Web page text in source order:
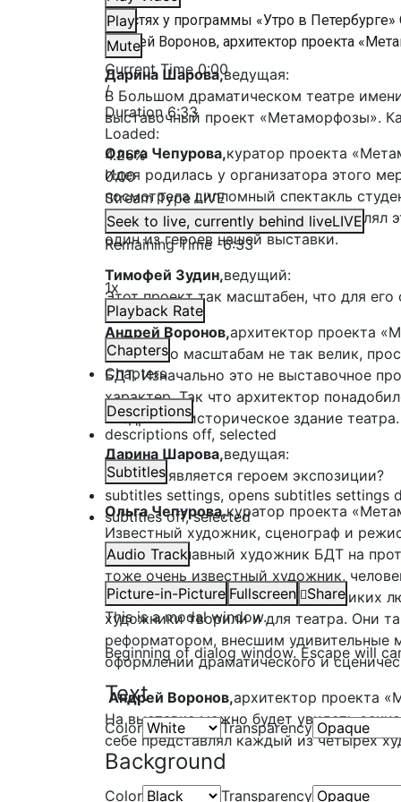
Play
Mute
Current Time0:00
/
Duration6:33
Loaded:
4.26%
0:00
Stream TypeLIVE
Seek to live, currently behind liveLIVE
Remaining Time -6:33
1x
Playback Rate
Chapters
Chapters
Descriptions
descriptions off, selected
Subtitles
subtitles settings, opens subtitles settings
subtitles off, selected
Audio Track
Picture-in-Picture Fullscreen
Share
This is a modal window.
Beginning of dialog window. Escape will
Text
Color Transparency
Background
Color Transparency
В гостях у программы «Утро в
Андрей Воронов, архитектор проекта
Дарина Шарова,ведущая:
В Большом драматическом театре
выставочный проект «Метаморфозы».
Ольга Чепурова,куратор проекта
Идея родилась у организатора этого
посмотрела дипломный спектакль
Михалкова «Метаморфозы». Оформлял
один из героев нашей выставки.
Тимофей Зудин,ведущий:
Этот проект так масштабен, что для
Андрей Воронов,архитектор проекта
Проект по масштабам не так велик,
БДТ. Изначально это не выставочное
характер. Так что архитектор
внедрить в историческое здание театра.
Дарина Шарова,ведущая:
Кто ещё является героем экспозиции?
Ольга Чепурова,куратор проекта
Известный художник, сценограф и
Кочергин, главный художник БДТ на
тоже очень известный художник,
балете. Объединяет всех этих великих
художники творили и для театра. Они
реформатором, внесшим удивительные
оформлении драматического и
Андрей Воронов,архитектор проекта
На выставке можно будет увидеть
себе представлял каждый из четырёх